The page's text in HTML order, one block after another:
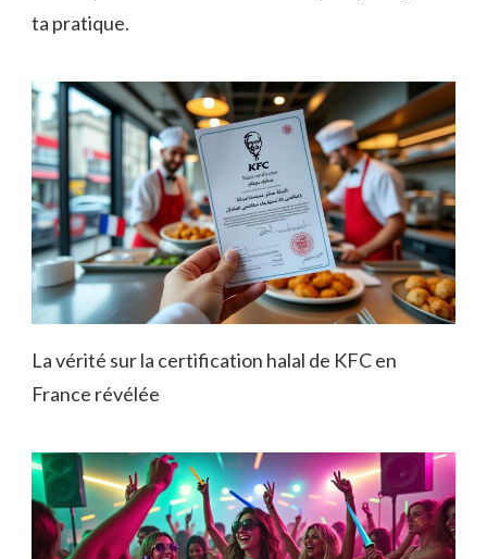
ta pratique.
La vérité sur la certification halal de KFC en
France révélée